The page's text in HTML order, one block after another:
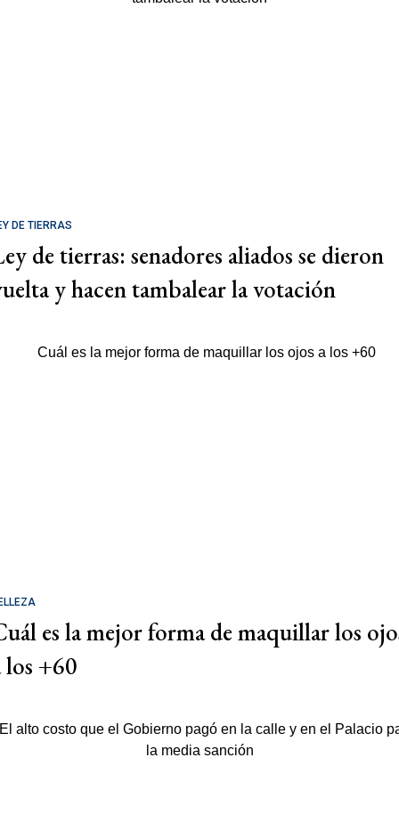
DE TIERRAS
de tierras: senadores aliados se dieron
y hacen tambalear la votación
es la mejor forma de maquillar los
los +60